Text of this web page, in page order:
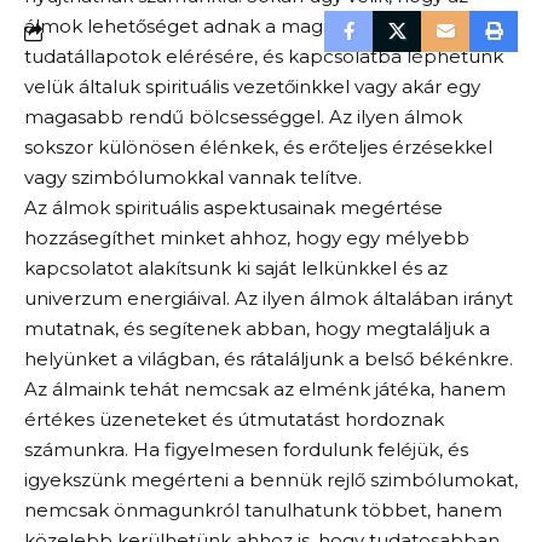
álmok lehetőséget adnak a magasabb
tudatállapotok elérésére, és kapcsolatba léphetünk
velük általuk spirituális vezetőinkkel vagy akár egy
magasabb rendű bölcsességgel. Az ilyen álmok
sokszor különösen élénkek, és erőteljes érzésekkel
vagy szimbólumokkal vannak telítve.
Az álmok spirituális aspektusainak megértése
hozzásegíthet minket ahhoz, hogy egy mélyebb
kapcsolatot alakítsunk ki saját lelkünkkel és az
univerzum energiáival. Az ilyen álmok általában irányt
mutatnak, és segítenek abban, hogy megtaláljuk a
helyünket a világban, és rátaláljunk a belső békénkre.
Az álmaink tehát nemcsak az elménk játéka, hanem
értékes üzeneteket és útmutatást hordoznak
számunkra. Ha figyelmesen fordulunk feléjük, és
igyekszünk megérteni a bennük rejlő szimbólumokat,
nemcsak önmagunkról tanulhatunk többet, hanem